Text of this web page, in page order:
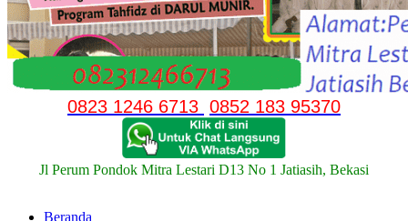
0823 1246 6713 0852 183 95370
Jl Perum Pondok Mitra Lestari D13 No 1 Jatiasih, Bekasi
Beranda